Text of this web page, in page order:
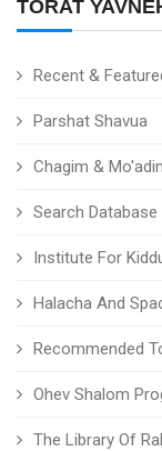
TORAT
Recent &
Parshat Shavua
Chagim &
Search Database
Institute For
Halacha And
Recommended
Ohev Shalom
The Library Of